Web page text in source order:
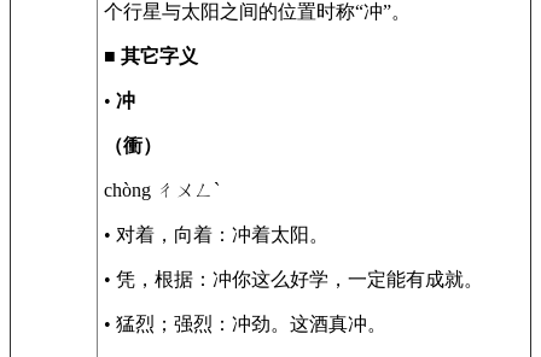
个行星与太阳之间的位置时称“冲”。
■ 其它字义
• 冲
（衝）
chòng ㄔㄨㄥˋ
• 对着，向着：冲着太阳。
• 凭，根据：冲你这么好学，一定能有成就。
• 猛烈；强烈：冲劲。这酒真冲。